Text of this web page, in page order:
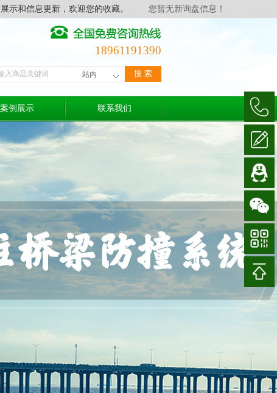
示和信息更新，欢迎您的收藏。 您暂无新询盘信息！
18961191390
案例展示 联系我们